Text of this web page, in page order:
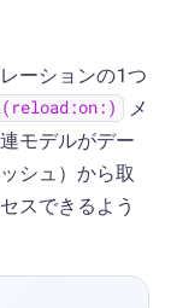
ーションの1つ
メ
モデルがデー
シュ）から取
スできるよう